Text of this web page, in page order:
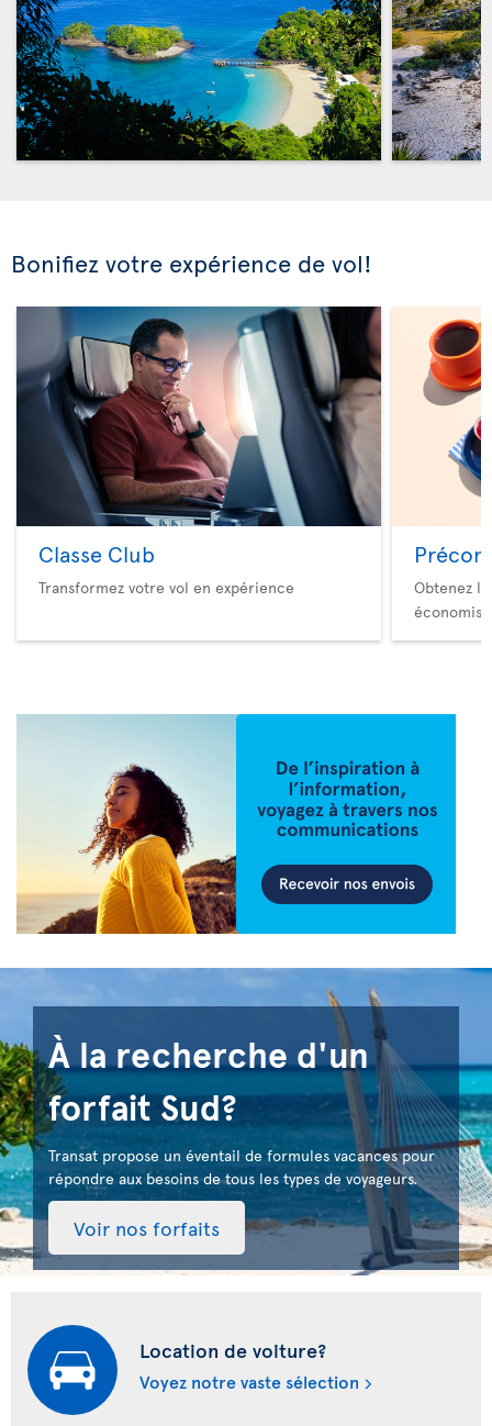
Bonifiez votre expérience de vol!
Classe Club
Transformez votre vol en expérience
Obtenez
À la recherche d'un
forfait Sud?
Transat propose un éventail de formules vacances pour
répondre aux besoins de tous les types de voyageurs.
Voir nos forfaits
Location de voiture?
Voyez notre vaste sélection